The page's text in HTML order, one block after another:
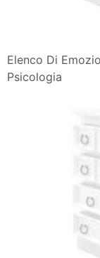
Elenco Di
Psicologia